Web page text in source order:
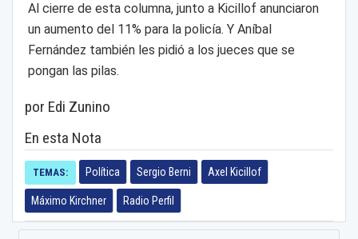
Al cierre de esta columna, junto a Kicillof anunciaron
un aumento del 11% para la policía. Y Aníbal
Fernández también les pidió a los jueces que se
pongan las pilas.
por Edi Zunino
En esta Nota
TEMAS: Política Sergio Berni Axel Kicillof
Máximo Kirchner Radio Perfil